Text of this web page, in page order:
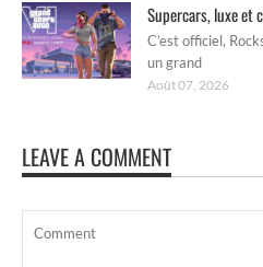
Supercars, luxe et
C’est officiel,
un grand
Août 07, 2026
LEAVE A COMMENT